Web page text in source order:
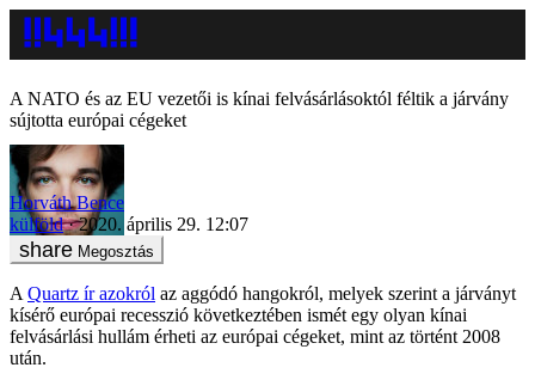
A NATO és az EU vezetői is kínai felvásárlásoktól féltik a járvány
sújtotta európai cégeket
Horváth Bence
külföld
2020. április 29. 12:07
Megosztás
A Quartz ír azokról az aggódó hangokról, melyek szerint a járványt
kísérő európai recesszió következtében ismét egy olyan kínai
felvásárlási hullám érheti az európai cégeket, mint az történt 2008
után.